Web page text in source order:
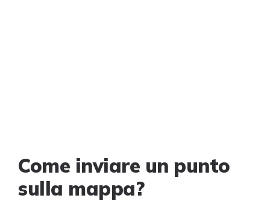
Come inviare un punto
sulla mappa?